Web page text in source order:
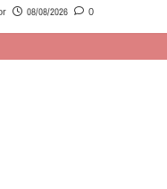
08/08/2026 0